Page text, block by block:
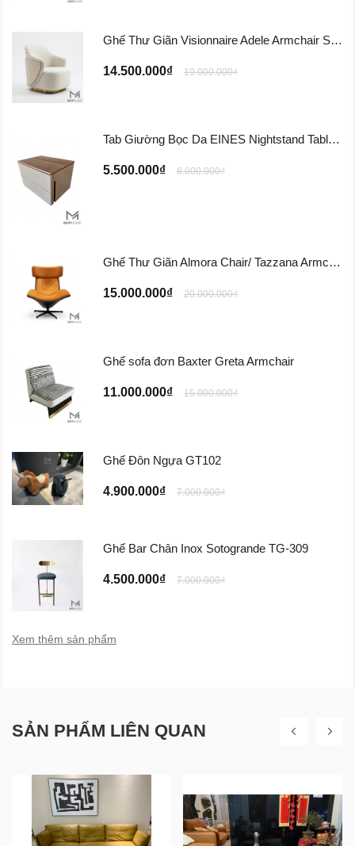
Ghế Thư Giãn Visionnaire Adele Armchair SFD11
14.500.000₫ 19.000.000₫
Tab Giường Bọc Da EINES Nightstand Table TG122
5.500.000₫ 8.000.000₫
Ghế Thư Giãn Almora Chair/ Tazzana Armchair GTG11
15.000.000₫ 20.000.000₫
Ghế sofa đơn Baxter Greta Armchair
11.000.000₫ 15.000.000₫
Ghế Đôn Ngựa GT102
4.900.000₫ 7.000.000₫
Ghế Bar Chân Inox Sotogrande TG-309
4.500.000₫ 7.000.000₫
Xem thêm sản phẩm
SẢN PHẨM LIÊN QUAN